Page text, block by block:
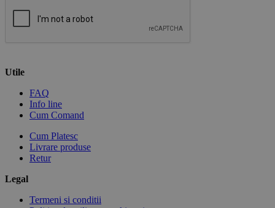
Utile
FAQ
Info line
Cum Comand
Cum Platesc
Livrare produse
Retur
Legal
Termeni si conditii